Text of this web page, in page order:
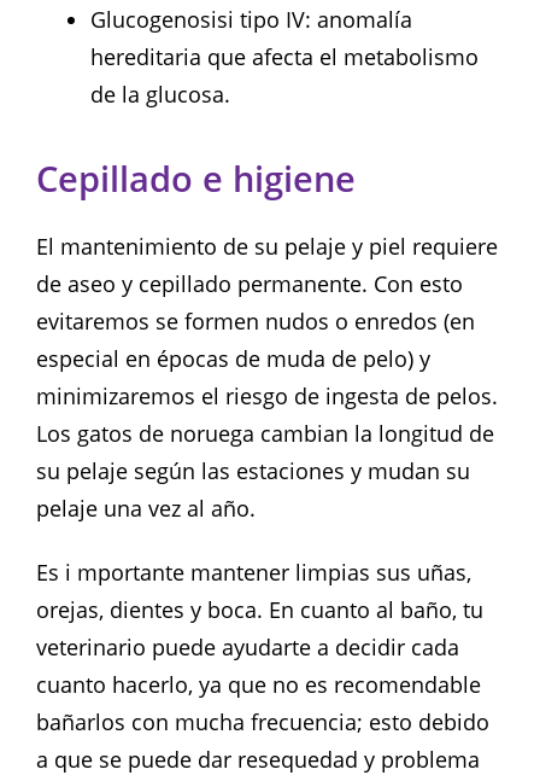
Glucogenosisi tipo IV: anomalía
hereditaria que afecta el metabolismo
de la glucosa.
Cepillado e higiene
El mantenimiento de su pelaje y piel requiere
de aseo y cepillado permanente. Con esto
evitaremos se formen nudos o enredos (en
especial en épocas de muda de pelo) y
minimizaremos el riesgo de ingesta de pelos.
Los gatos de noruega cambian la longitud de
su pelaje según las estaciones y mudan su
pelaje una vez al año.
Es i mportante mantener limpias sus uñas,
orejas, dientes y boca. En cuanto al baño, tu
veterinario puede ayudarte a decidir cada
cuanto hacerlo, ya que no es recomendable
bañarlos con mucha frecuencia; esto debido
a que se puede dar resequedad y problema